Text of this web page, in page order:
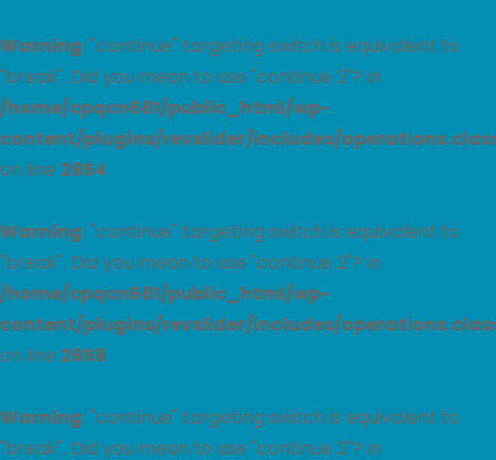
Warning: "continue" targeting switch is equivalent to
"break". Did you mean to use "continue 2"? in
/home/cpqcn681/public_html/wp-
content/plugins/revslider/includes/
on line 2854
Warning: "continue" targeting switch is equivalent to
"break". Did you mean to use "continue 2"? in
/home/cpqcn681/public_html/wp-
content/plugins/revslider/includes/
on line 2858
Warning: "continue" targeting switch is equivalent to
"break". Did you mean to use "continue 2"? in